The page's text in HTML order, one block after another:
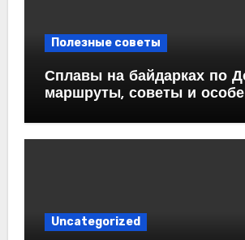
Полезные советы
Сплавы на байдарках по
маршруты, советы и
Uncategorized